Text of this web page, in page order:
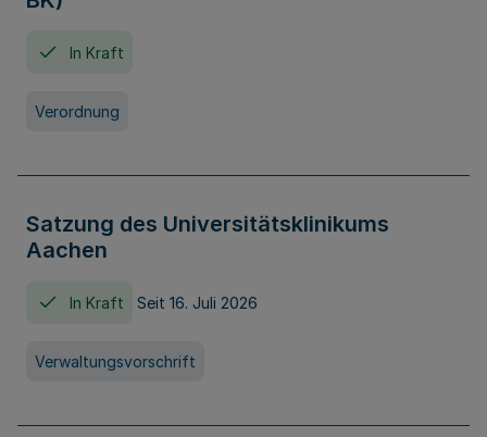
In Kraft
Verordnung
Satzung des Universitätsklinikums
Aachen
In Kraft Seit 16. Juli 2026
Verwaltungsvorschrift